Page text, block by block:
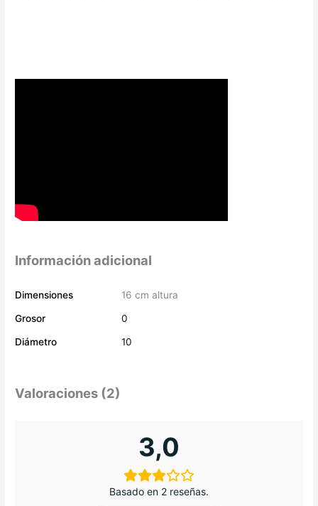
Información adicional
Dimensiones 16 cm altura
Grosor 0
Diámetro 10
Valoraciones (2)
3,0
Basado en 2 reseñas.